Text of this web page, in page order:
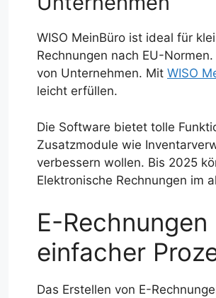
WISO MeinBüro ist ideal für
Rechnungen nach EU-
von Unternehmen. Mit WISO
leicht erfüllen.
Die Software bietet tolle
Zusatzmodule wie
verbessern wollen. Bis 2025
Elektronische Rechnungen im
E-
einfacher
Das Erstellen von E-